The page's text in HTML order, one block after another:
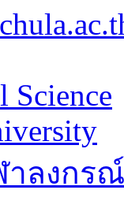
Science
ลงกร